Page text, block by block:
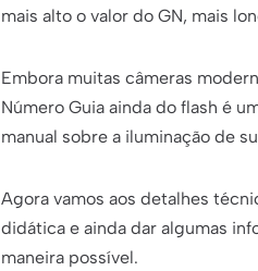
mais alto o valor do GN, mais
Embora muitas câmeras
Número Guia ainda do flash é
manual sobre a iluminação de
Agora vamos aos detalhes
didática e ainda dar algumas
maneira possível.